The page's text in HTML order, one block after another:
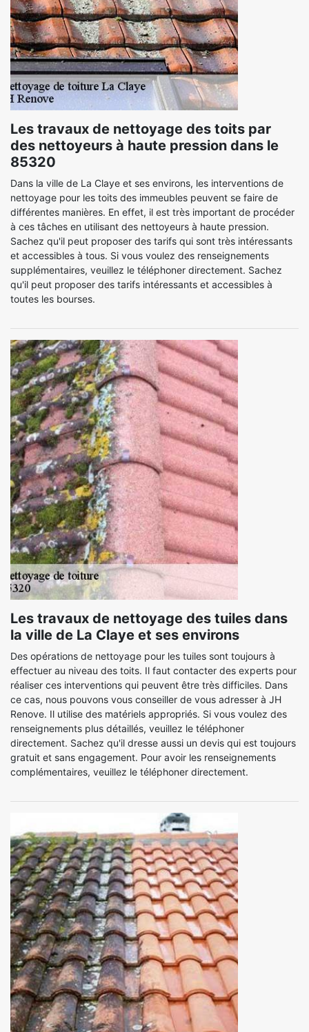
Les travaux de nettoyage des toits par
des nettoyeurs à haute pression dans le
85320
Dans la ville de La Claye et ses environs, les interventions de
nettoyage pour les toits des immeubles peuvent se faire de
différentes manières. En effet, il est très important de procéder
à ces tâches en utilisant des nettoyeurs à haute pression.
Sachez qu'il peut proposer des tarifs qui sont très intéressants
et accessibles à tous. Si vous voulez des renseignements
supplémentaires, veuillez le téléphoner directement. Sachez
qu'il peut proposer des tarifs intéressants et accessibles à
toutes les bourses.
Les travaux de nettoyage des tuiles dans
la ville de La Claye et ses environs
Des opérations de nettoyage pour les tuiles sont toujours à
effectuer au niveau des toits. Il faut contacter des experts pour
réaliser ces interventions qui peuvent être très difficiles. Dans
ce cas, nous pouvons vous conseiller de vous adresser à JH
Renove. Il utilise des matériels appropriés. Si vous voulez des
renseignements plus détaillés, veuillez le téléphoner
directement. Sachez qu'il dresse aussi un devis qui est toujours
gratuit et sans engagement. Pour avoir les renseignements
complémentaires, veuillez le téléphoner directement.